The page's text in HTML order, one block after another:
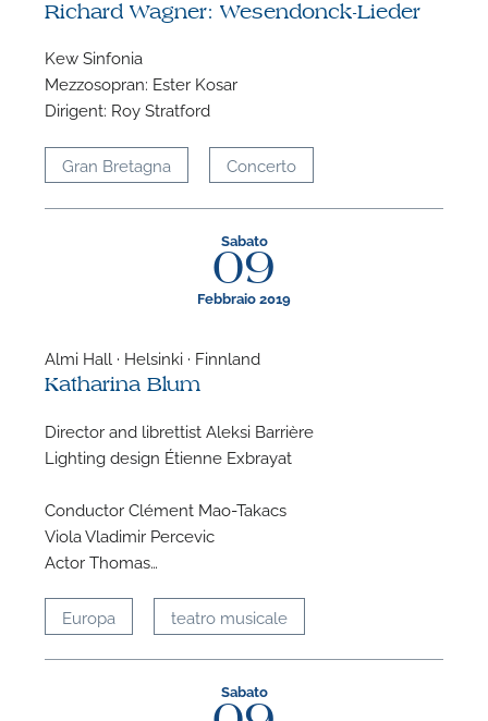
Richard Wagner: Wesendonck-Lieder
Kew Sinfonia
Mezzosopran: Ester Kosar
Dirigent: Roy Stratford
Gran Bretagna Concerto
Sabato
09
Febbraio 2019
Almi Hall · Helsinki · Finnland
Katharina Blum
Director and librettist Aleksi Barrière
Lighting design Étienne Exbrayat
Conductor Clément Mao-Takacs
Viola Vladimir Percevic
Actor Thomas…
Europa teatro musicale
Sabato